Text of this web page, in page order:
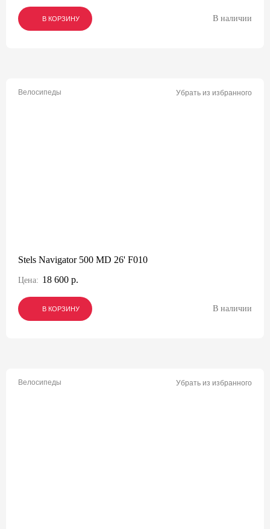
В КОРЗИНУ
В КОРЗИНУ
В КОРЗИНУ В наличии
Велосипеды Убрать из избранного
Stels Navigator 500 MD 26' F010
Цена: 18 600 р.
В КОРЗИНУ
В КОРЗИНУ
В КОРЗИНУ В наличии
Велосипеды Убрать из избранного